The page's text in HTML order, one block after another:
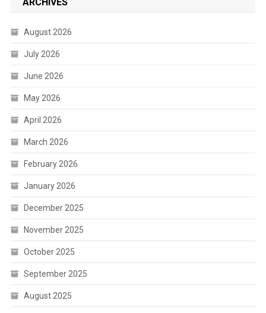
August 2026
July 2026
June 2026
May 2026
April 2026
March 2026
February 2026
January 2026
December 2025
November 2025
October 2025
September 2025
August 2025